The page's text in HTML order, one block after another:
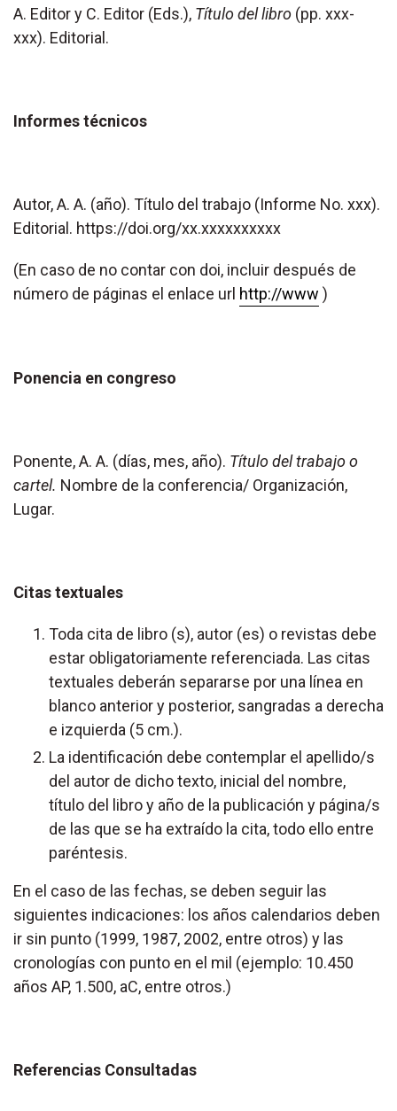
A. Editor y C. Editor (Eds.), Título del libro (pp. xxx-
xxx). Editorial.
Informes técnicos
Autor, A. A. (año). Título del trabajo (Informe No. xxx).
Editorial. https://doi.org/xx.xxxxxxxxxx
(En caso de no contar con doi, incluir después de
número de páginas el enlace url http://www )
Ponencia en congreso
Ponente, A. A. (días, mes, año). Título del trabajo o
cartel. Nombre de la conferencia/ Organización,
Lugar.
Citas textuales
Toda cita de libro (s), autor (es) o revistas debe
estar obligatoriamente referenciada. Las citas
textuales deberán separarse por una línea en
blanco anterior y posterior, sangradas a derecha
e izquierda (5 cm.).
La identificación debe contemplar el apellido/s
del autor de dicho texto, inicial del nombre,
título del libro y año de la publicación y página/s
de las que se ha extraído la cita, todo ello entre
paréntesis.
En el caso de las fechas, se deben seguir las
siguientes indicaciones: los años calendarios deben
ir sin punto (1999, 1987, 2002, entre otros) y las
cronologías con punto en el mil (ejemplo: 10.450
años AP, 1.500, aC, entre otros.)
Referencias Consultadas